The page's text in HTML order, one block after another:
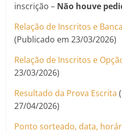
inscrição – Não houve
Relação de Inscritos e
(Publicado em 23/03/2026)
Relação de Inscritos e
23/03/2026)
Resultado da Prova Escrita
27/04/2026)
Ponto sorteado, data,